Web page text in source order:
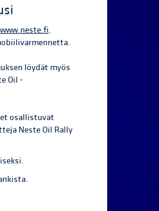
www.neste.fi.
löydät myös
Oil -
osallistuvat
Neste Oil Rally